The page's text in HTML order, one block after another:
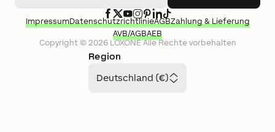
Region
Deutschland (€)
Copyright © 2026LOXONEAlle Rechte vorbehalten
ImpressumDatenschutzrichtlinieAGBZahlung & Lieferung
AVB/AGBAEB